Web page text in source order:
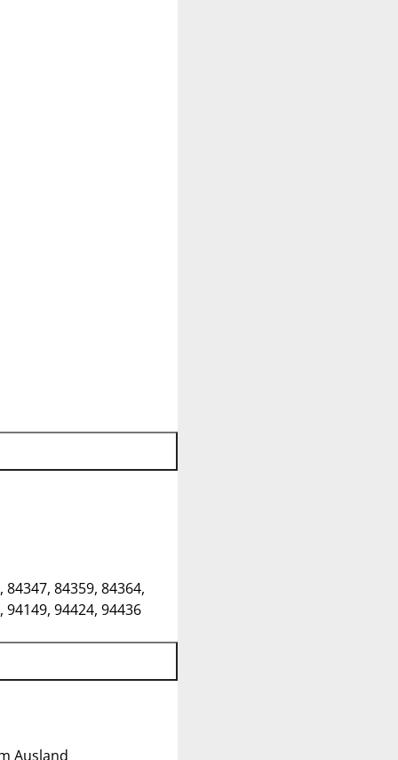
84347, 84359, 84364,
94149, 94424, 94436
Ausland